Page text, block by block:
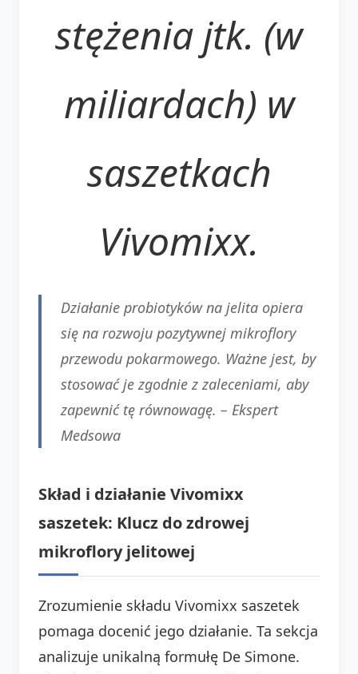
stężenia jtk. (w
miliardach) w
saszetkach
Vivomixx.
Działanie probiotyków na jelita opiera
się na rozwoju pozytywnej mikroflory
przewodu pokarmowego. Ważne jest, by
stosować je zgodnie z zaleceniami, aby
zapewnić tę równowagę. – Ekspert
Medsowa
Skład i działanie Vivomixx
saszetek: Klucz do zdrowej
mikroflory jelitowej
Zrozumienie składu Vivomixx saszetek
pomaga docenić jego działanie. Ta sekcja
analizuje unikalną formułę De Simone.